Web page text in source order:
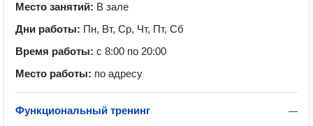
Место занятий: В зале
Дни работы: Пн, Вт, Ср, Чт, Пт, Сб
Время работы: с 8:00 по 20:00
Место работы: по адресу
—
Функциональный тренинг